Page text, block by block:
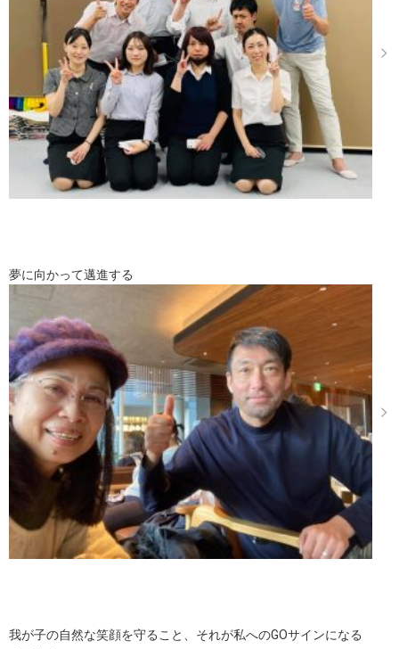
夢に向かって邁進する
我が子の自然な笑顔を守ること、それが私へのGOサインになる